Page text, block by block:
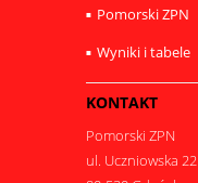
Pomorski ZPN
Wyniki i tabele
KONTAKT
Pomorski ZPN
ul. Uczniowska 22